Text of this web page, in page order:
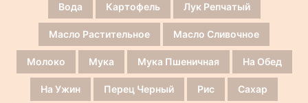
Вода Картофель Лук Репчатый
Масло Растительное Масло Сливочное
Молоко Мука Мука Пшеничная На Обед
На Ужин Перец Черный Рис Сахар